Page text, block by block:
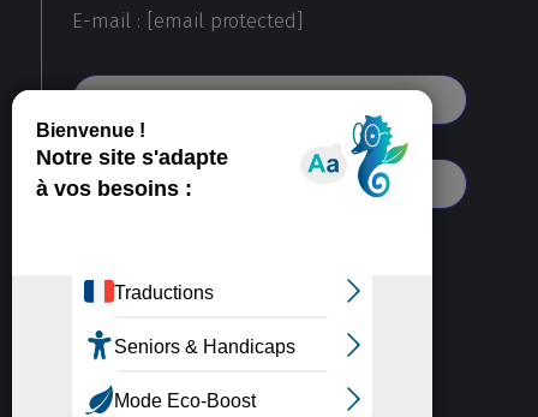
E-mail :
[email protected]
S'abonner à notre newsletter